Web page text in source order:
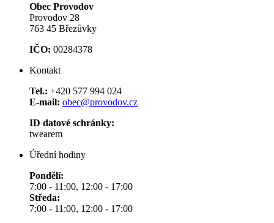
Obec Provodov
Provodov 28
763 45 Březůvky
IČO: 00284378
Kontakt
Tel.: +420 577 994 024
E-mail: obec@provodov.cz
ID datové schránky:
twearem
Úřední hodiny
Pondělí:
7:00 - 11:00, 12:00 - 17:00
Středa:
7:00 - 11:00, 12:00 - 17:00